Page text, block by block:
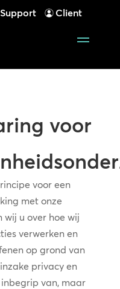
Support
Client
voor
voor een
met onze
u over hoe wij
verwerken en
op grond van
privacy en
van, maar